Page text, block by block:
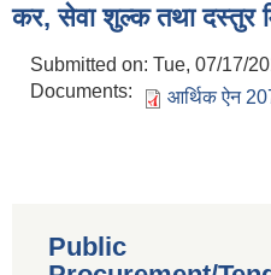
कर, सेवा शुल्क तथा दस्तुर
Submitted on: Tue, 07/17/
Documents:
आर्थिक ऐन
Public